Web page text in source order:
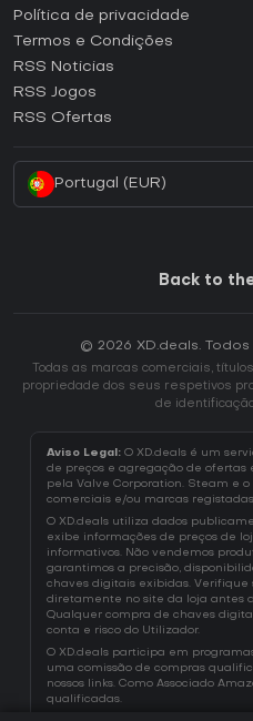
Como ativar uma CD Key Epic
Como ativar uma CD Key
Como ativar uma CD Key
Política de privacidade
Termos e Condições
RSS Noticias
RSS Jogos
RSS Ofertas
Portugal (EUR)
Back to
© 2026 XD.deals.
Todas as marcas comerciais,
propriedade dos seus respetivos
de
Aviso Legal: O XD.deals é um
de preços e agregação de ofertas
pela Valve Corporation. Steam e
comerciais e/ou marcas
O XD.deals utiliza dados
exibe informações de preços de
informativos. Não vendemos
garantimos a precisão,
chaves digitais exibidas. Verifique
diretamente no site da loja antes
Qualquer compra de chaves
conta e risco do Utilizador.
O XD.deals participa em
uma comissão de compras
nossos links. Como Associado
qualificadas.